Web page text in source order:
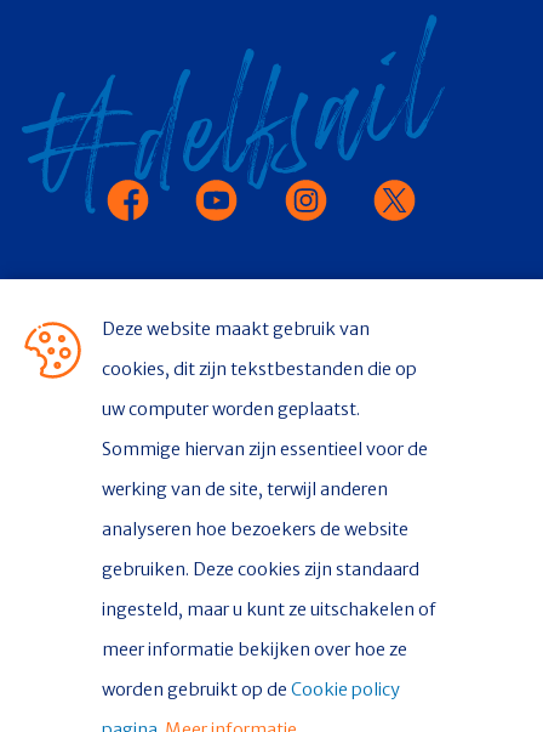
Facebook Youtube Instagram X
Stichting Delfsail
9930 AH Delfzijl
CONTACT
Deze website maakt gebruik van
cookies, dit zijn tekstbestanden die op
uw computer worden geplaatst.
Sommige hiervan zijn essentieel voor de
werking van de site, terwijl anderen
analyseren hoe bezoekers de website
gebruiken. Deze cookies zijn standaard
ingesteld, maar u kunt ze uitschakelen of
meer informatie bekijken over hoe ze
worden gebruikt op de Cookie policy